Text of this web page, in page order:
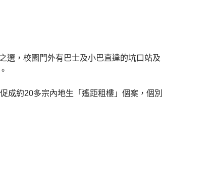
選，校園門外有巴士及小巴直達的坑口站及
成約20多宗內地生「遙距租樓」個案，個別